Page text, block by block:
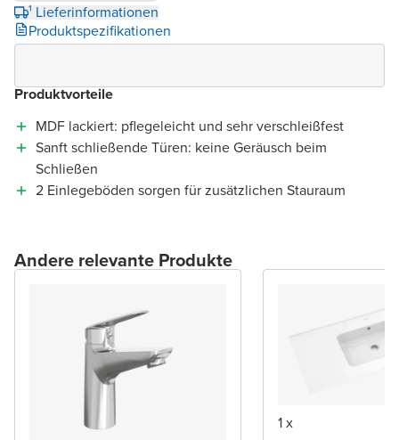
¹ Lieferinformationen
Produktspezifikationen
Produktvorteile
MDF lackiert: pflegeleicht und sehr verschleißfest
Sanft schließende Türen: keine Geräusch beim
Schließen
2 Einlegeböden sorgen für zusätzlichen Stauraum
Andere relevante Produkte
1 x